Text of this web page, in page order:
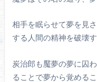
相手を眠らせて夢を見
する人間の精神を破壊す
炭治郎も魘夢の夢に囚
ることで夢から覚める